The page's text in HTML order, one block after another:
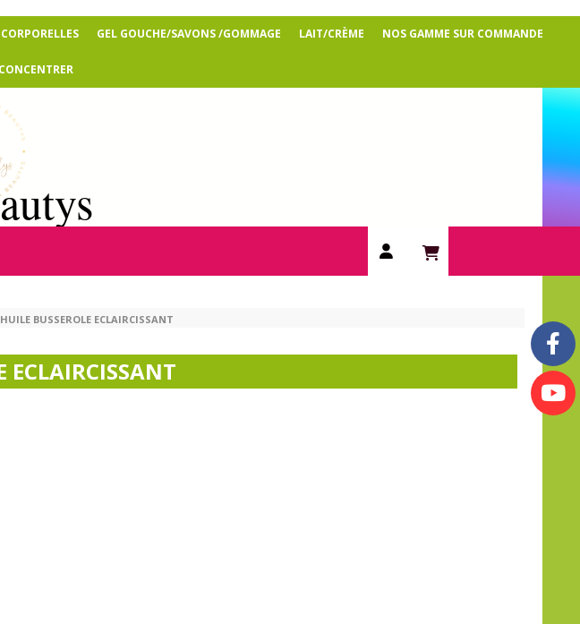
GEL GOUCHE/SAVONS /GOMMAGE LAIT/CRÈME NOS GAMME SUR COMMANDE
HUILE BUSSEROLE ECLAIRCISSANT
ECLAIRCISSANT